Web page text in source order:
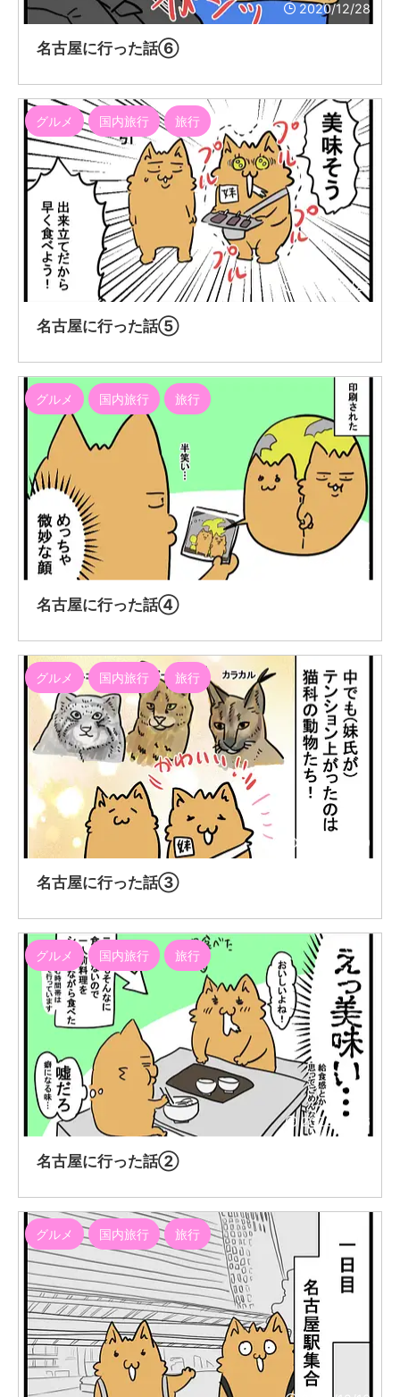
2020/12/28
名古屋に行った話⑥
2020/12/25
グルメ 国内旅行 旅行
名古屋に行った話⑤
2020/12/22
グルメ 国内旅行 旅行
名古屋に行った話④
2020/12/19
グルメ 国内旅行 旅行
名古屋に行った話③
2020/12/16
グルメ 国内旅行 旅行
名古屋に行った話②
グルメ 国内旅行 旅行